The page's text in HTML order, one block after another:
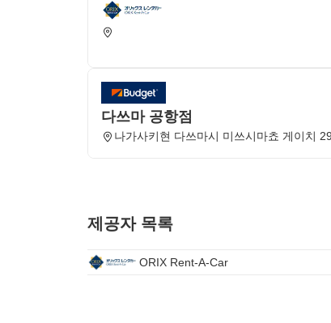
다쓰마 공항점
나가사키현 다쓰마시 미쓰시마쵸 게이치
제공자 목록
ORIX Rent-A-Car